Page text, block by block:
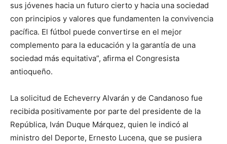
sus jóvenes hacia un futuro cierto y hacia una sociedad
con principios y valores que fundamenten la convivencia
pacífica. El fútbol puede convertirse en el mejor
complemento para la educación y la garantía de una
sociedad más equitativa”, afirma el Congresista
antioqueño.
La solicitud de Echeverry Alvarán y de Candanoso fue
recibida positivamente por parte del presidente de la
República, Iván Duque Márquez, quien le indicó al
ministro del Deporte, Ernesto Lucena, que se pusiera